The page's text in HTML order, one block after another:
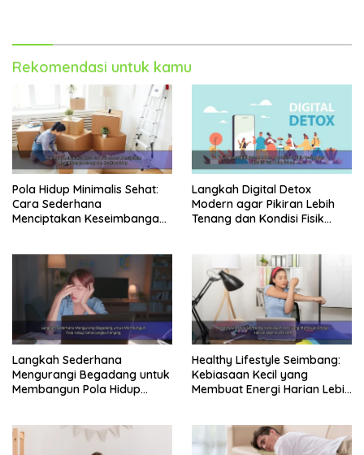
Rekomendasi untuk kamu
Pola Hidup Minimalis Sehat:
Cara Sederhana
Menciptakan Keseimbangan
Langkah Digital Detox
Modern agar Pikiran Lebih
Tenang dan Kondisi Fisik
Langkah Sederhana
Mengurangi Begadang untuk
Membangun Pola Hidup
Healthy Lifestyle Seimbang:
Kebiasaan Kecil yang
Membuat Energi Harian Lebih